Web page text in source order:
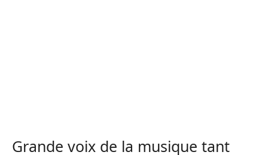
Grande voix de la musique tant